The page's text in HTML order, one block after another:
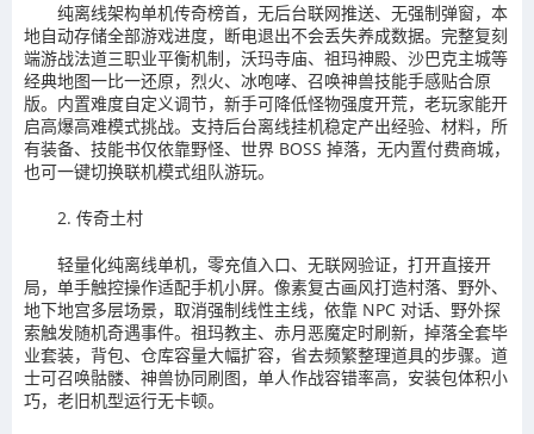
纯离线架构单机传奇榜首，无后台联网推送、无强制弹窗，本
地自动存储全部游戏进度，断电退出不会丢失养成数据。完整复刻
端游战法道三职业平衡机制，沃玛寺庙、祖玛神殿、沙巴克主城等
经典地图一比一还原，烈火、冰咆哮、召唤神兽技能手感贴合原
版。内置难度自定义调节，新手可降低怪物强度开荒，老玩家能开
启高爆高难模式挑战。支持后台离线挂机稳定产出经验、材料，所
有装备、技能书仅依靠野怪、世界 BOSS 掉落，无内置付费商城，
也可一键切换联机模式组队游玩。
2. 传奇土村
轻量化纯离线单机，零充值入口、无联网验证，打开直接开
局，单手触控操作适配手机小屏。像素复古画风打造村落、野外、
地下地宫多层场景，取消强制线性主线，依靠 NPC 对话、野外探
索触发随机奇遇事件。祖玛教主、赤月恶魔定时刷新，掉落全套毕
业套装，背包、仓库容量大幅扩容，省去频繁整理道具的步骤。道
士可召唤骷髅、神兽协同刷图，单人作战容错率高，安装包体积小
巧，老旧机型运行无卡顿。